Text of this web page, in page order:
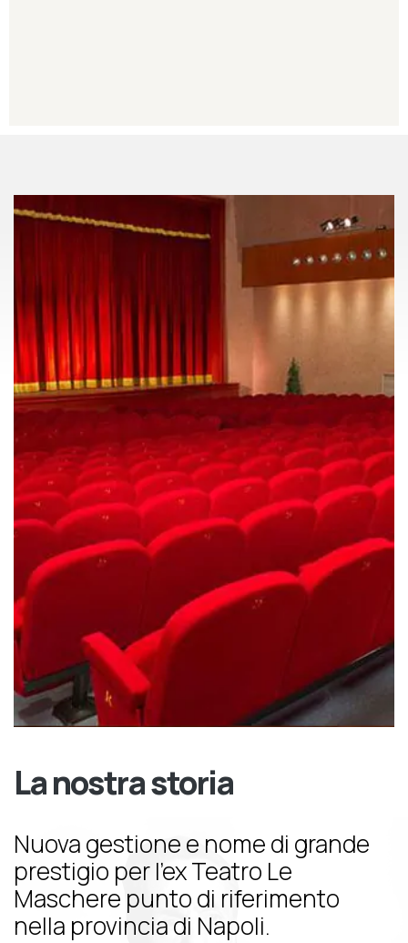
La nostra storia
Nuova gestione e nome di grande
prestigio per l’ex Teatro Le
Maschere punto di riferimento
nella provincia di Napoli.